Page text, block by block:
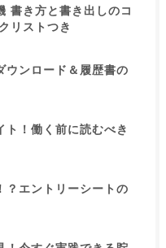
書き方と書き出しのコ
リストつき
ウンロード＆履歴書の
ト！働く前に読むべき
？エントリーシートの